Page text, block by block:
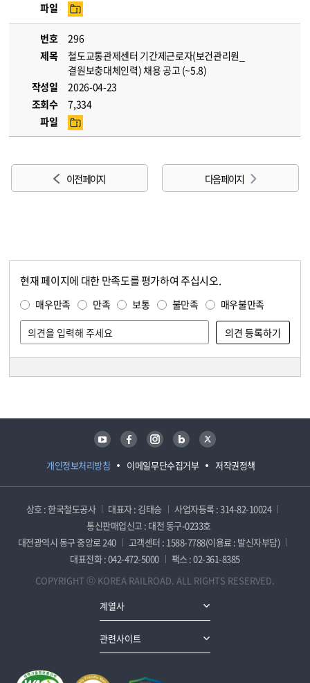
파일
번호
296
제목
철도교통관제센터 기간제근로자(보건관리원_
결원보충대체인력) 채용 공고 (~5.8)
작성일
2026-04-23
조회수
7,334
파일
이전 페이지 다음 페이지
현재 페이지에 대한 만족도를 평가하여 주십시오.
매우만족 만족 보통 불만족 매우불만족
개인정보처리방침 이메일무단수집거부 저작권정책
유튜브 페이스북 인스타그램 블로그 트위터
상호 : 한국철도공사 대표자 : 김태승
사업자등록 : 314-82-10024
통신판매업신고 : 대전 동구-0233호
대전광역시 동구 중앙로 240
고객센터 : 1588-7788(이용료 : 발신자부담)
대표전화 : 042-472-5000
팩스 : 02-361-8385
COPYRIGHT ⓒ KOREA RAILROAD. ALL RIGHTS RESERVED.
계열사
관련사이트